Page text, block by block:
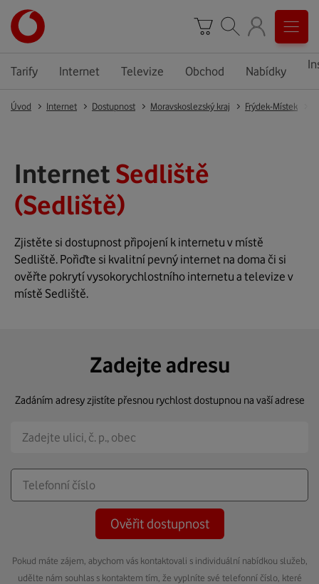
Tarify Internet Televize Obchod Nabídky
Úvod Internet Dostupnost Moravskoslezský kraj Frýdek-Místek
Internet Sedliště
(Sedliště)
Zjistěte si dostupnost připojení k internetu v místě
Sedliště. Pořiďte si kvalitní pevný internet na doma či si
ověřte pokrytí vysokorychlostního internetu a televize v
místě Sedliště.
Zadejte adresu
Zadáním adresy zjistíte přesnou rychlost dostupnou na vaší adrese
Ověřit dostupnost
Pokud máte zájem, abychom vás kontaktovali s individuální nabídkou služeb,
udělte nám souhlas s kontaktem tím, že vyplníte své telefonní číslo, které